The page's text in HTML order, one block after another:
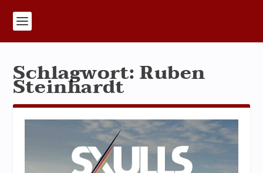
Schlagwort:Ruben
Steinhardt